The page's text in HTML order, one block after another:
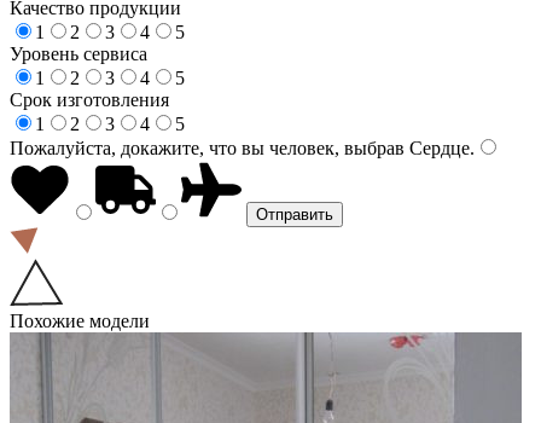
Качество продукции
1
2 3 4
5
Уровень сервиса
1
2 3 4
5
Срок изготовления
1
2 3 4
5
Пожалуйста, докажите, что вы человек, выбрав Сердце.
Похожие модели